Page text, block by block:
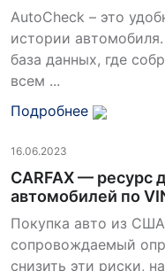
AutoCheck – это
истории
база данных, где
всем ...
Подробнее
16.06.2023
CARFAX — ресурс
автомобилей по
Покупка авто из
сопровождаемый
снизить эти риски,